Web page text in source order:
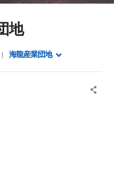
地
海龍産業団地